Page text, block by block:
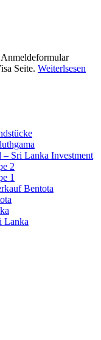
Anmeldeformular
Seite. Weiterlsesen
– Sri Lanka Investment
2
1
Bentota
Lanka